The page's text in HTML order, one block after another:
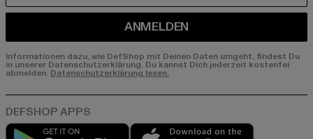
ANMELDEN
Informationen dazu, wie DefShop mit Deinen Daten umgeht, findest Du
in unserer Datenschutzerklärung. Du kannst Dich jederzeit kostenfei
abmelden. Datenschutzerklärung lesen.
Play market